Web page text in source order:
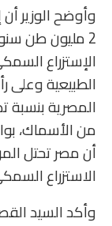
وأوضح الوزير
الطبيعية وعلى
أن مصر تحتل
الاستزراع
وأكد السيد